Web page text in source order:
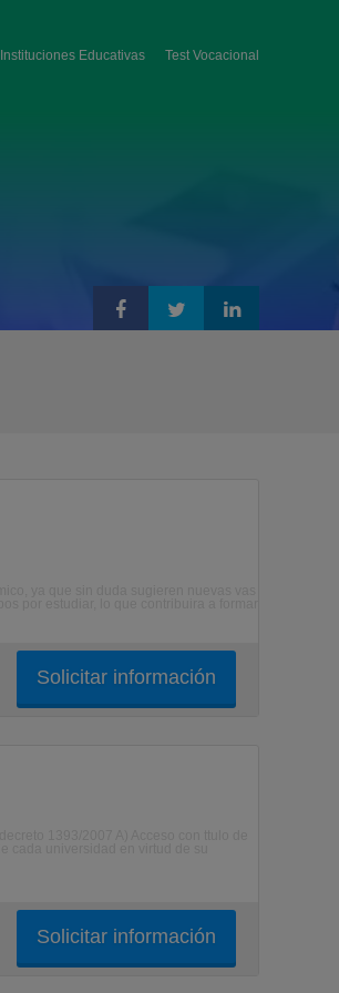
Instituciones Educativas Test Vocacional
Solicitar información
Solicitar información